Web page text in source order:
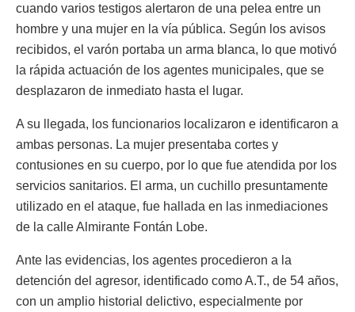
cuando varios testigos alertaron de una pelea entre un
hombre y una mujer en la vía pública. Según los avisos
recibidos, el varón portaba un arma blanca, lo que motivó
la rápida actuación de los agentes municipales, que se
desplazaron de inmediato hasta el lugar.
A su llegada, los funcionarios localizaron e identificaron a
ambas personas. La mujer presentaba cortes y
contusiones en su cuerpo, por lo que fue atendida por los
servicios sanitarios. El arma, un cuchillo presuntamente
utilizado en el ataque, fue hallada en las inmediaciones
de la calle Almirante Fontán Lobe.
Ante las evidencias, los agentes procedieron a la
detención del agresor, identificado como A.T., de 54 años,
con un amplio historial delictivo, especialmente por